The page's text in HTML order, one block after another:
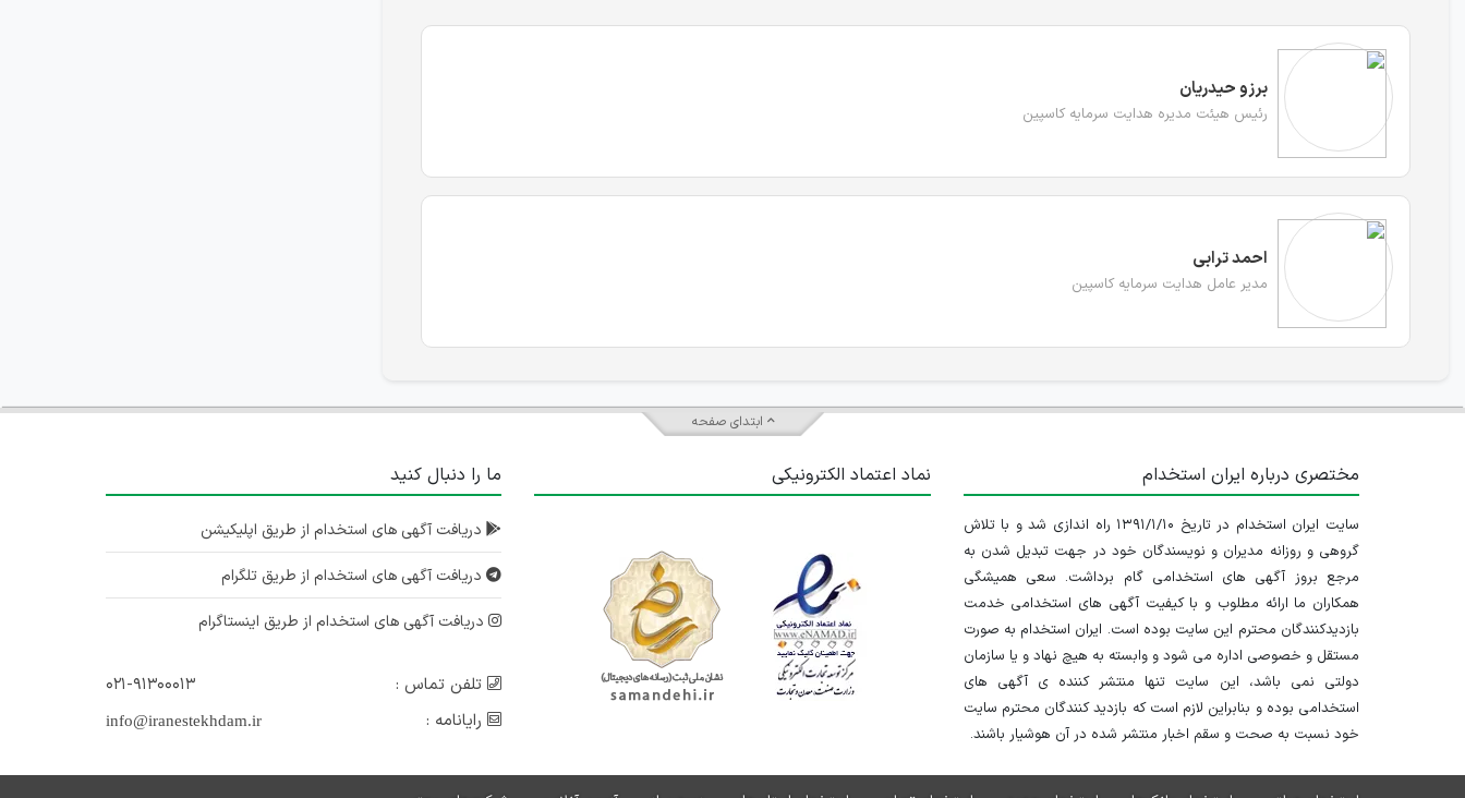
برزو حیدریان
رئیس هیئت مدیره هدایت سرمایه کاسپین
احمد ترابی
مدیر عامل هدایت سرمایه کاسپین
ابتدای صفحه
مختصری درباره ایران استخدام
سایت ایران استخدام در تاریخ ۱۳۹۱/۱/۱۰ راه اندازی شد و با تلاش
گروهی و روزانه مدیران و نویسندگان خود در جهت تبدیل شدن به
مرجع بروز آگهی های استخدامی گام برداشت. سعی همیشگی
همکاران ما ارائه مطلوب و با کیفیت آگهی های استخدامی خدمت
بازدیدکنندگان محترم این سایت بوده است. ایران استخدام به صورت
مستقل و خصوصی اداره می شود و وابسته به هیچ نهاد و یا سازمان
دولتی نمی باشد، این سایت تنها منتشر کننده ی آگهی های
استخدامی بوده و بنابراین لازم است که بازدید کنندگان محترم سایت
خود نسبت به صحت و سقم اخبار منتشر شده در آن هوشیار باشند.
نماد اعتماد الکترونیکی ما را دنبال کنید
دریافت آگهی های استخدام از طریق اپلیکیشن
دریافت آگهی های استخدام از طریق تلگرام
دریافت آگهی های استخدام از طریق اینستاگرام
تلفن تماس :
۰۲۱-۹۱۳۰۰۰۱۳
رایانامه :
info@iranestekhdam.ir